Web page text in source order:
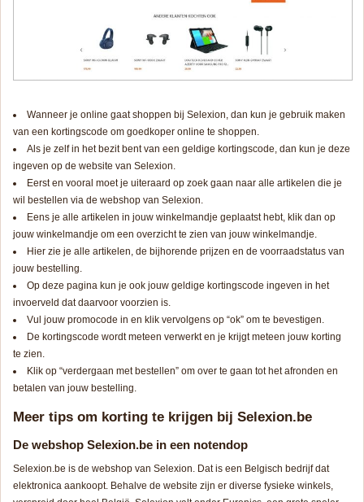
Wanneer je online gaat shoppen bij Selexion, dan kun je gebruik maken
van een kortingscode om goedkoper online te shoppen.
Als je zelf in het bezit bent van een geldige kortingscode, dan kun je deze
ingeven op de website van Selexion.
Eerst en vooral moet je uiteraard op zoek gaan naar alle artikelen die je
wil bestellen via de webshop van Selexion.
Eens je alle artikelen in jouw winkelmandje geplaatst hebt, klik dan op
jouw winkelmandje om een overzicht te zien van jouw winkelmandje.
Hier zie je alle artikelen, de bijhorende prijzen en de voorraadstatus van
jouw bestelling.
Op deze pagina kun je ook jouw geldige kortingscode ingeven in het
invoerveld dat daarvoor voorzien is.
Vul jouw promocode in en klik vervolgens op “ok” om te bevestigen.
De kortingscode wordt meteen verwerkt en je krijgt meteen jouw korting
te zien.
Klik op “verdergaan met bestellen” om over te gaan tot het afronden en
betalen van jouw bestelling.
Meer tips om korting te krijgen bij Selexion.be
De webshop Selexion.be in een notendop
Selexion.be is de webshop van Selexion. Dat is een Belgisch bedrijf dat
elektronica aankoopt. Behalve de website zijn er diverse fysieke winkels,